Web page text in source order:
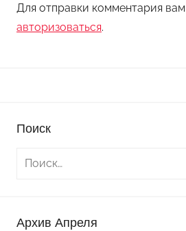
Для отправки комментария
авторизоваться.
Поиск
Архив Апреля